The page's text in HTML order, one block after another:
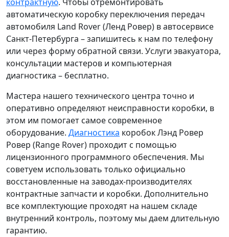
контрактную. Чтобы отремонтировать
автоматическую коробку переключения передач
автомобиля Land Rover (Ленд Ровер) в автосервисе
Санкт-Петербурга – запишитесь к нам по телефону
или через форму обратной связи. Услуги эвакуатора,
консультации мастеров и компьютерная
диагностика – бесплатно.
Мастера нашего технического центра точно и
оперативно определяют неисправности коробки, в
этом им помогает самое современное
оборудование. Диагностика коробок Лэнд Ровер
Ровер (Range Rover) проходит с помощью
лицензионного программного обеспечения. Мы
советуем использовать только официально
восстановленные на заводах-производителях
контрактные запчасти и коробки. Дополнительно
все комплектующие проходят на нашем складе
внутренний контроль, поэтому мы даем длительную
гарантию.